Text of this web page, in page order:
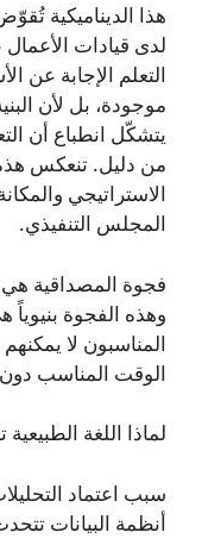
هذا الديناميكية
لدى قيادات
التعلم الإجابة عن
موجودة، بل لأن
يتشكّل انطباع أن
من دليل. تنعكس هذه
الاستراتيجي
المجلس التنفيذي.
فجوة المصداقية
وهذه الفجوة
المناسبون لا
الوقت المناسب دون
لماذا اللغة
سبب اعتماد